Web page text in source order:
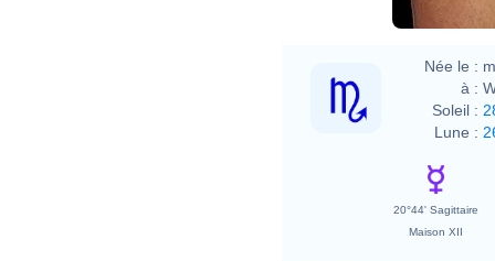
Née le :
à :
Soleil :
Lune :
20°44' Sagittaire
Maison XII